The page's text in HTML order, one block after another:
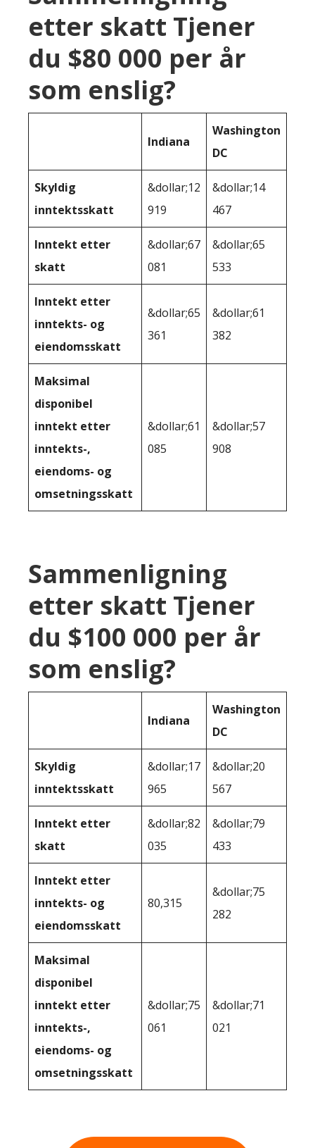
etter skatt Tjener
du $80 000 per år
som enslig?
Indiana
Washington
DC
Skyldig
inntektsskatt
&dollar;12
919
&dollar;14
467
Inntekt etter
skatt
&dollar;67
081
&dollar;65
533
Inntekt etter
inntekts- og
eiendomsskatt
&dollar;65
361
&dollar;61
382
Maksimal
disponibel
inntekt etter
inntekts-,
eiendoms- og
omsetningsskatt
&dollar;61
085
&dollar;57
908
Sammenligning
etter skatt Tjener
du $100 000 per år
som enslig?
Indiana
Washington
DC
Skyldig
inntektsskatt
&dollar;17
965
&dollar;20
567
Inntekt etter
skatt
&dollar;82
035
&dollar;79
433
Inntekt etter
inntekts- og
eiendomsskatt
80,315
&dollar;75
282
Maksimal
disponibel
inntekt etter
inntekts-,
eiendoms- og
omsetningsskatt
&dollar;75
061
&dollar;71
021